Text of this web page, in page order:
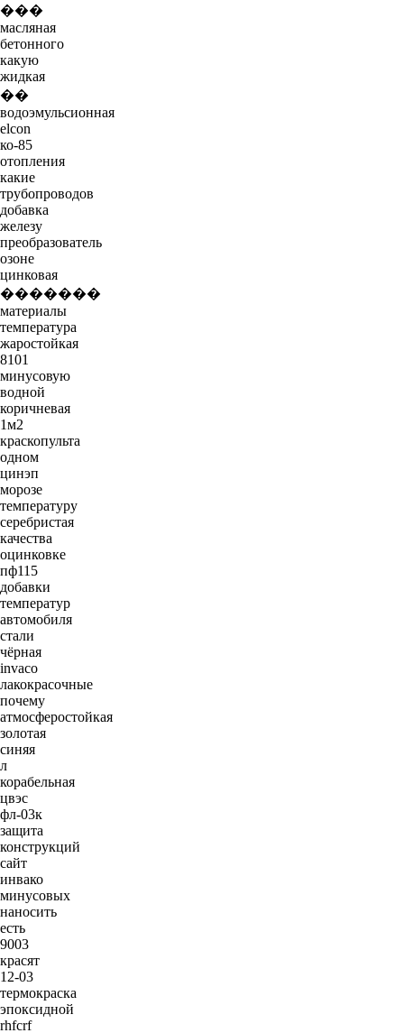
���
масляная
бетонного
какую
жидкая
��
водоэмульсионная
elcon
ко-85
отопления
какие
трубопроводов
добавка
железу
преобразователь
озоне
цинковая
�������
материалы
температура
жаростойкая
8101
минусовую
водной
коричневая
1м2
краскопульта
одном
цинэп
морозе
температуру
серебристая
качества
оцинковке
пф115
добавки
температур
автомобиля
стали
чёрная
invaco
лакокрасочные
почему
атмосферостойкая
золотая
синяя
л
корабельная
цвэс
фл-03к
защита
конструкций
сайт
инвако
минусовых
наносить
есть
9003
красят
12-03
термокраска
эпоксидной
rhfcrf